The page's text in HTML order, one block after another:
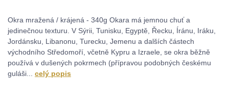
Okra mražená / krájená - 340g Okara má jemnou chuť a
jedinečnou texturu. V Sýrii, Tunisku, Egyptě, Řecku, Íránu, Iráku,
Jordánsku, Libanonu, Turecku, Jemenu a dalších částech
východního Středomoří, včetně Kypru a Izraele, se okra běžně
používá v dušených pokrmech (přípravou podobných českému
guláši... celý popis